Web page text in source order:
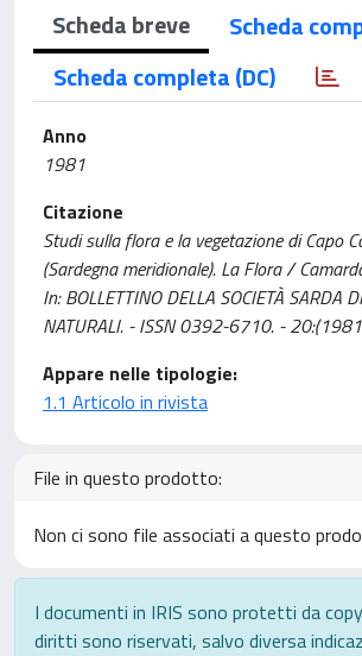
Scheda breve
Scheda
Scheda completa (DC)
Anno
1981
Citazione
Studi sulla flora e la vegetazione di Capo
(Sardegna meridionale). La Flora /
In: BOLLETTINO DELLA SOCIETÀ SARDA
NATURALI. - ISSN 0392-6710. -
Appare nelle tipologie:
1.1 Articolo in rivista
File in questo prodotto:
Non ci sono file associati a questo
I documenti in IRIS sono protetti da
diritti sono riservati, salvo diversa